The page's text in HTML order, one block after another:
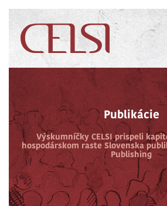
Publikácie
Výskumníčky CELSI prispeli
hospodárskom raste Slovenska
Publishing